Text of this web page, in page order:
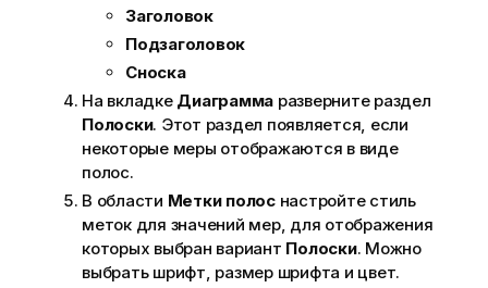
Заголовок
Подзаголовок
Сноска
На вкладке Диаграмма разверните раздел
Полоски. Этот раздел появляется, если
некоторые меры отображаются в виде
полос.
В области Метки полоснастройте стиль
меток для значений мер, для отображения
которых выбран вариант Полоски. Можно
выбрать шрифт, размер шрифта и цвет.